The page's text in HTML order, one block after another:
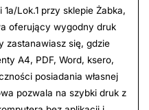
Lok.1 przy sklepie Żabka,
oferujący wygodny druk
zastanawiasz się, gdzie
A4, PDF, Word, ksero,
posiadania własnej
pozwala na szybki druk z